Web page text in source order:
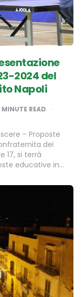
2024 del
Napoli
MINUTE READ
– Proposte
dei
17, si terrà
educative in…